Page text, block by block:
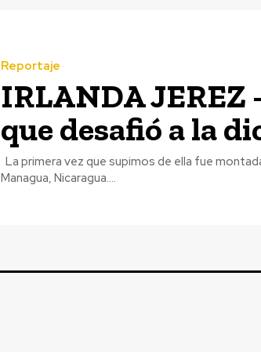
Reportaje
IRLANDA JEREZ
que desafió a la
Managua, Nicaragua....